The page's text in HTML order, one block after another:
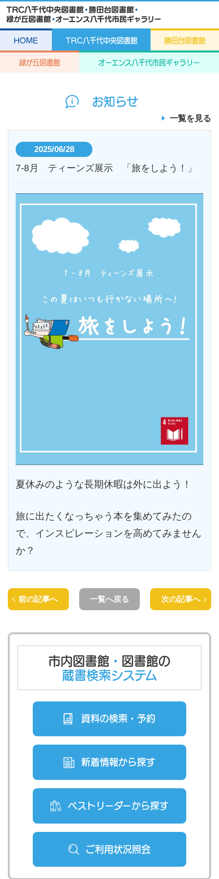
HOME TRC八千代中央図書館 勝田台図書館
緑が丘図書館 オーエンス八千代市民ギャラリー
お知らせ
一覧を見る
2025/06/28
7-8月 ティーンズ展示 「旅をしよう！」
夏休みのような長期休暇は外に出よう！
旅に出たくなっちゃう本を集めてみたの
で、インスピレーションを高めてみません
か？
前の記事へ 一覧へ戻る 次の記事へ
市内図書館 ・ 図書館の
蔵書検索システム
資料の検索・ 予約
新着情報から探す
ベストリーダーから探す
ご利用状況照会